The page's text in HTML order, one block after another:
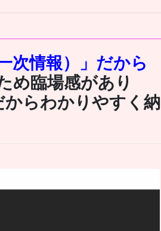
次情報）」だから
め臨場感があり
らわかりやすく納